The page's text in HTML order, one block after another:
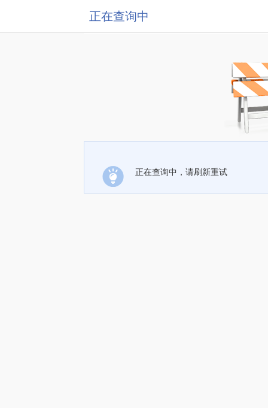
正在查询中
正在查询中，请刷新重试